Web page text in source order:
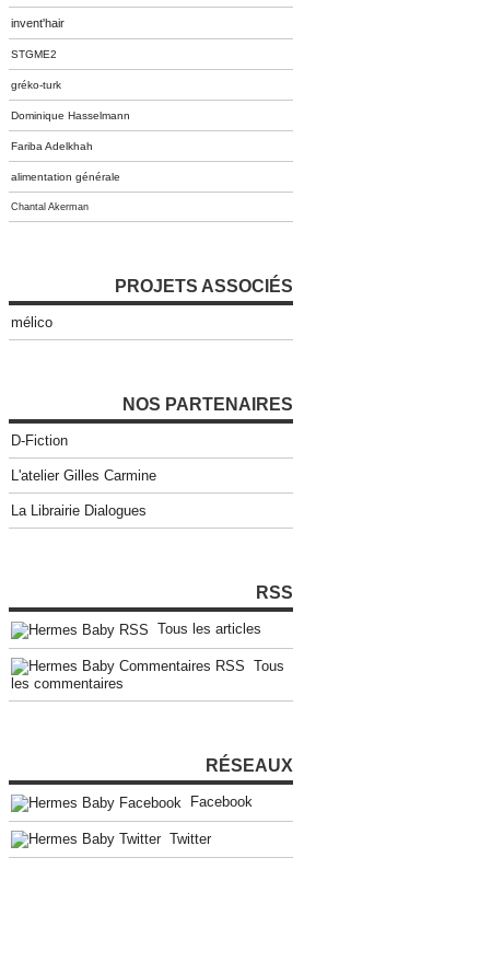
invent'hair
STGME2
gréko-turk
Dominique Hasselmann
Fariba Adelkhah
alimentation générale
Chantal Akerman
PROJETS ASSOCIÉS
mélico
NOS PARTENAIRES
D-Fiction
L'atelier Gilles Carmine
La Librairie Dialogues
RSS
Tous les articles
Tous
les commentaires
RÉSEAUX
Facebook
Twitter